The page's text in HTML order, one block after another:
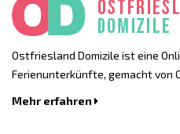
Ostfriesland Domizile ist eine
Ferienunterkünfte, gemacht von
Mehr erfahren